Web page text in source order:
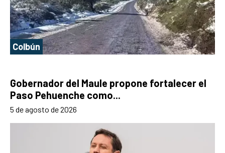
Colbún
Gobernador del Maule propone fortalecer el
Paso Pehuenche como...
5 de agosto de 2026